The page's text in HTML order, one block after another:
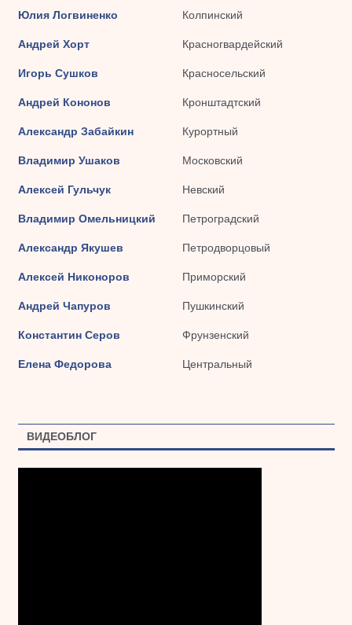
Юлия Логвиненко Колпинский
Андрей Хорт Красногвардейский
Игорь Сушков Красносельский
Андрей Кононов Кронштадтский
Александр Забайкин Курортный
Владимир Ушаков Московский
Алексей Гульчук Невский
Владимир Омельницкий Петроградский
Александр Якушев Петродворцовый
Алексей Никоноров Приморский
Андрей Чапуров Пушкинский
Константин Серов Фрунзенский
Елена Федорова Центральный
ВИДЕОБЛОГ